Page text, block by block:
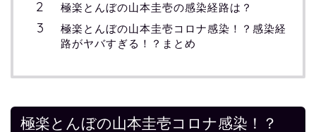
極楽とんぼの山本圭壱の感染経路は？
極楽とんぼの山本圭壱コロナ感染！？感染経
路がヤバすぎる！？まとめ
極楽とんぼの山本圭壱コロナ感染！？